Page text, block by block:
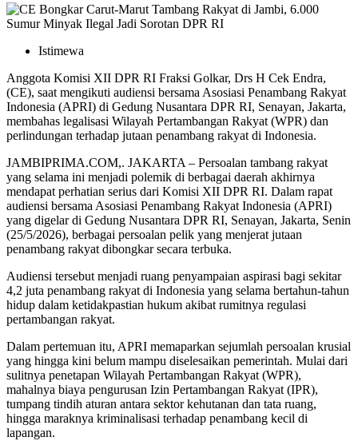
Istimewa
Anggota Komisi XII DPR RI Fraksi Golkar, Drs H Cek Endra,
(CE), saat mengikuti audiensi bersama Asosiasi Penambang Rakyat
Indonesia (APRI) di Gedung Nusantara DPR RI, Senayan, Jakarta,
membahas legalisasi Wilayah Pertambangan Rakyat (WPR) dan
perlindungan terhadap jutaan penambang rakyat di Indonesia.
JAMBIPRIMA.COM,. JAKARTA – Persoalan tambang rakyat
yang selama ini menjadi polemik di berbagai daerah akhirnya
mendapat perhatian serius dari Komisi XII DPR RI. Dalam rapat
audiensi bersama Asosiasi Penambang Rakyat Indonesia (APRI)
yang digelar di Gedung Nusantara DPR RI, Senayan, Jakarta, Senin
(25/5/2026), berbagai persoalan pelik yang menjerat jutaan
penambang rakyat dibongkar secara terbuka.
Audiensi tersebut menjadi ruang penyampaian aspirasi bagi sekitar
4,2 juta penambang rakyat di Indonesia yang selama bertahun-tahun
hidup dalam ketidakpastian hukum akibat rumitnya regulasi
pertambangan rakyat.
Dalam pertemuan itu, APRI memaparkan sejumlah persoalan krusial
yang hingga kini belum mampu diselesaikan pemerintah. Mulai dari
sulitnya penetapan Wilayah Pertambangan Rakyat (WPR),
mahalnya biaya pengurusan Izin Pertambangan Rakyat (IPR),
tumpang tindih aturan antara sektor kehutanan dan tata ruang,
hingga maraknya kriminalisasi terhadap penambang kecil di
lapangan.